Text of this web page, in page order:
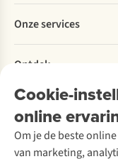
Cookie-
online
Om je de beste
van marketing,
Betalen
Levering
Retourneren
Bestelling herroepen
Garantie
Contact
Explore More
Verantwoord
Over Ayacucho
Onze winkels
Over A.S.Adventure
Onze services
Ski-onderhoud
Wasservice
Schoenonderhoud
Schoenherstelling
Ontdek
A.S.Magazine
Podcast
Explore Academy
Explore Camp